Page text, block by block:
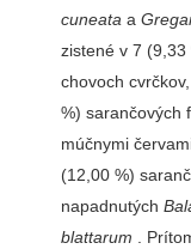
cuneataa
zistené v 7 (9,33
chovoch
%) sarančových
múčnymi
(12,00 %)
napadnutých
blattarum .